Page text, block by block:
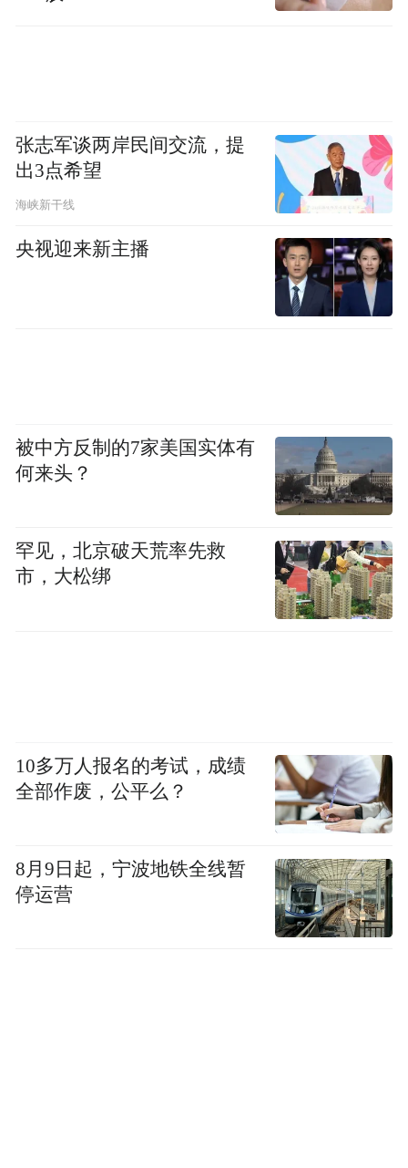
张志军谈两岸民间交流，提
出3点希望
海峡新干线
央视迎来新主播
被中方反制的7家美国实体有
何来头？
罕见，北京破天荒率先救
市，大松绑
10多万人报名的考试，成绩
全部作废，公平么？
8月9日起，宁波地铁全线暂
停运营